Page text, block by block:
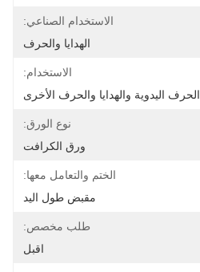
الاستخدام الصناعي:
الهدايا والحرف
الاستخدام:
الحرف اليدوية والهدايا والحرف الأخرى
نوع الورق:
ورق الكرافت
الختم والتعامل معها:
مقبض طول اليد
طلب مخصص:
اقبل